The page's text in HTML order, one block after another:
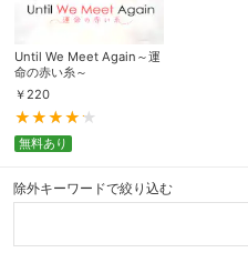
Until We Meet Again～運
命の赤い糸～
￥ 220
無料あり
除外キーワードで絞り込む